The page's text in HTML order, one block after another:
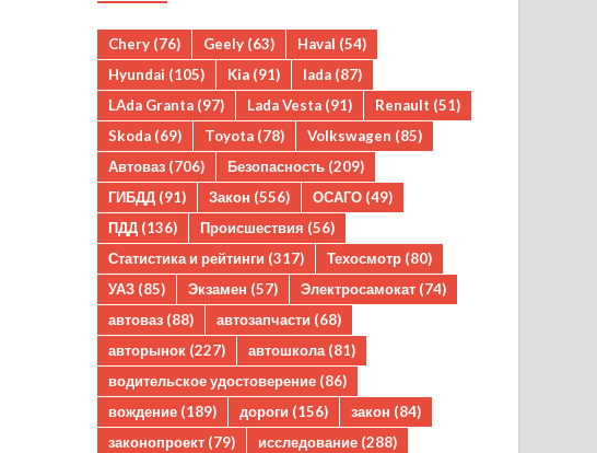
Chery (76) Geely (63) Haval (54)
Hyundai (105) Kia (91) lada (87)
LAda Granta (97) Lada Vesta (91) Renault (51)
Skoda (69) Toyota (78) Volkswagen (85)
Автоваз (706) Безопасность (209)
ГИБДД (91) Закон (556) ОСАГО (49)
ПДД (136) Происшествия (56)
Статистика и рейтинги (317) Техосмотр (80)
УАЗ (85) Экзамен (57) Электросамокат (74)
автоваз (88) автозапчасти (68)
авторынок (227) автошкола (81)
водительское удостоверение (86)
вождение (189) дороги (156) закон (84)
законопроект (79) исследование (288)